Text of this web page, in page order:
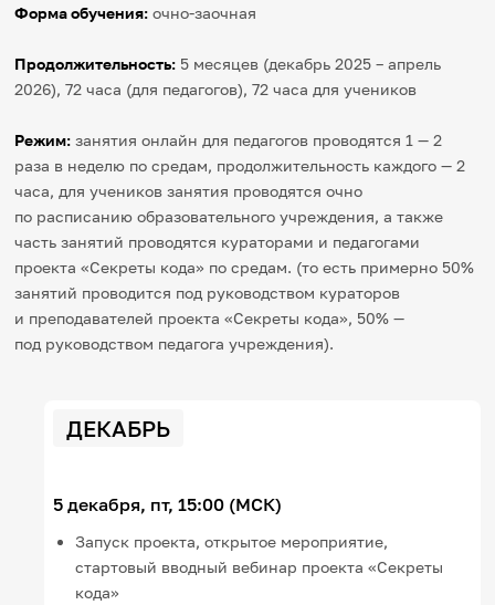
Форма обучения: очно-заочная
Продолжительность: 5 месяцев (декабрь 2025 – апрель
2026), 72 часа (для педагогов), 72 часа для учеников
Режим: занятия онлайн для педагогов проводятся 1 — 2
раза в неделю по средам, продолжительность каждого — 2
часа, для учеников занятия проводятся очно
по расписанию образовательного учреждения, а также
часть занятий проводятся кураторами и педагогами
проекта «Секреты кода» по средам. (то есть примерно 50%
занятий проводится под руководством кураторов
и преподавателей проекта «Секреты кода», 50% —
под руководством педагога учреждения).
ДЕКАБРЬ
5 декабря, пт, 15:00 (МСК)
Запуск проекта, открытое мероприятие,
стартовый вводный вебинар проекта «Секреты
кода»